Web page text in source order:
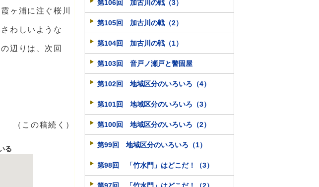
ヶ浦に注ぐ桜川
わしいような
辺りは、次回
（この稿続く）
る
第106回 加古川の戦（3）
第105回 加古川の戦（2）
第104回 加古川の戦（1）
第103回 音戸ノ瀬戸と警固屋
第102回 地域区分のいろいろ（4）
第101回 地域区分のいろいろ（3）
第100回 地域区分のいろいろ（2）
第99回 地域区分のいろいろ（1）
第98回 「竹水門」はどこだ！（3）